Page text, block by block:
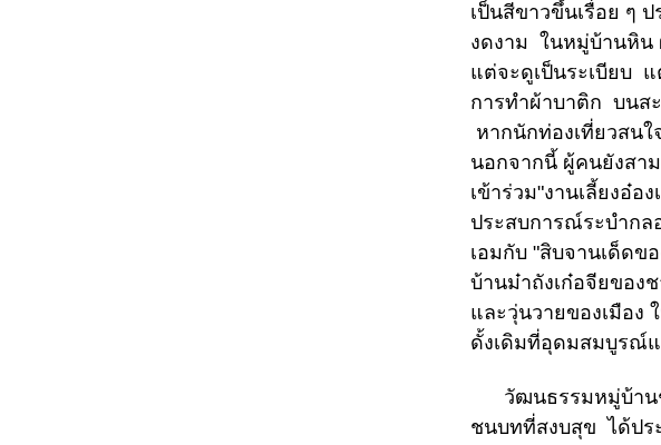
เป็นสีขาวขึ้นเรื่อย ๆ
งดงาม ในหมู่บ้านหิน
แต่จะดูเป็นระเบียบ
การทำผ้าบาติก บนส
หากนักท่องเที่ยวสน
นอกจากนี้ ผู้คนยังสา
เข้าร่วม"งานเลี้ยงอ๋อ
ประสบการณ์ระบำกล
เอมกับ "สิบจานเด็ดข
บ้านม๋าถังเก๋อจียของ
และวุ่นวายของเมือง
ดั้งเดิมที่อุดมสมบูรณ์
วัฒนธรรมหมู่บ้านช
ชนบทที่สงบสุข ได้ปร